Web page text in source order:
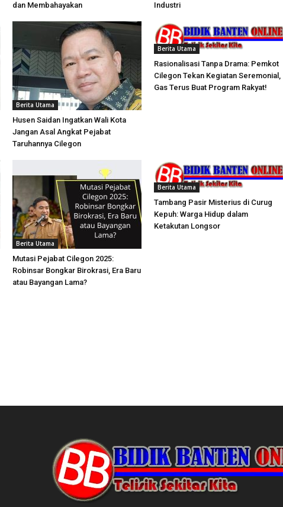
dan Membahayakan
Industri
Berita Utama
Husen Saidan Ingatkan Wali Kota
Jangan Asal Angkat Pejabat
Taruhannya Cilegon
Berita Utama
Rasionalisasi Tanpa Drama: Pemkot
Cilegon Tekan Kegiatan Seremonial,
Gas Terus Buat Program Rakyat!
Berita Utama
Mutasi Pejabat Cilegon 2025:
Robinsar Bongkar Birokrasi, Era Baru
atau Bayangan Lama?
Berita Utama
Tambang Pasir Misterius di Curug
Kepuh: Warga Hidup dalam
Ketakutan Longsor